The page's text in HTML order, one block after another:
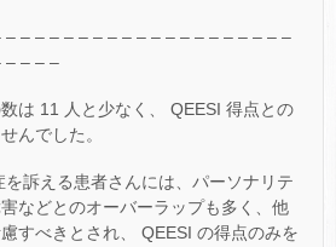
– – – – – – – – – – – – – – – – – – –
– – – –
は 11 人と少なく、 QEESI 得点との
んでした。
訴える患者さんには、パーソナリテ
などとのオーバーラップも多く、他
すべきとされ、 QEESI の得点のみを